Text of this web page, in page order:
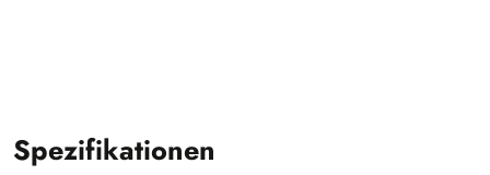
Spezifikationen